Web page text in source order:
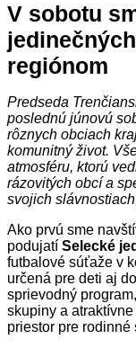
V sobotu
regiónom
Predseda
poslednú júnovú
rôznych obciach
komunitný život.
atmosféru, ktorú
rázovitých obcí a
svojich
Ako prvú sme
podujatí Selecké
futbalové súťaže v
určená pre deti aj
sprievodný
skupiny a
priestor pre rodinné